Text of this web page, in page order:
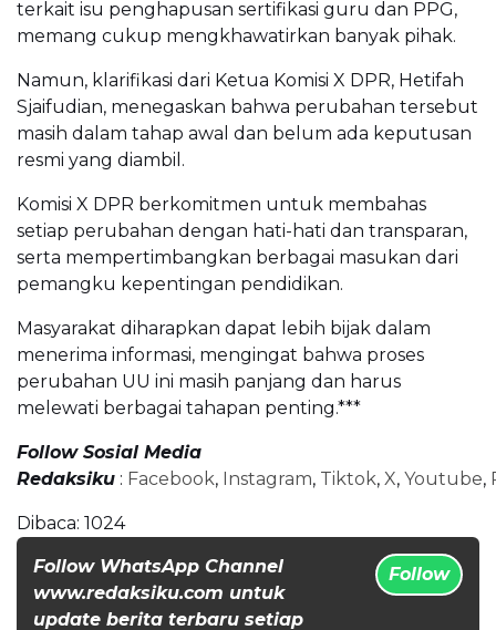
terkait isu penghapusan sertifikasi guru dan PPG,
memang cukup mengkhawatirkan banyak pihak.
Namun, klarifikasi dari Ketua Komisi X DPR, Hetifah
Sjaifudian, menegaskan bahwa perubahan tersebut
masih dalam tahap awal dan belum ada keputusan
resmi yang diambil.
Komisi X DPR berkomitmen untuk membahas
setiap perubahan dengan hati-hati dan transparan,
serta mempertimbangkan berbagai masukan dari
pemangku kepentingan pendidikan.
Masyarakat diharapkan dapat lebih bijak dalam
menerima informasi, mengingat bahwa proses
perubahan UU ini masih panjang dan harus
melewati berbagai tahapan penting.***
Follow Sosial Media
Redaksiku : Facebook, Instagram, Tiktok, X, Youtube,
Dibaca: 1024
Follow WhatsApp Channel
www.redaksiku.com untuk
update berita terbaru setiap
Follow